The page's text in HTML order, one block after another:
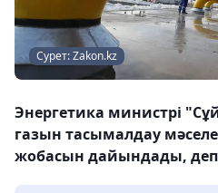
Сурет: Zakon.kz
Энергетика министрі
газын тасымалдау
жобасын дайындады,